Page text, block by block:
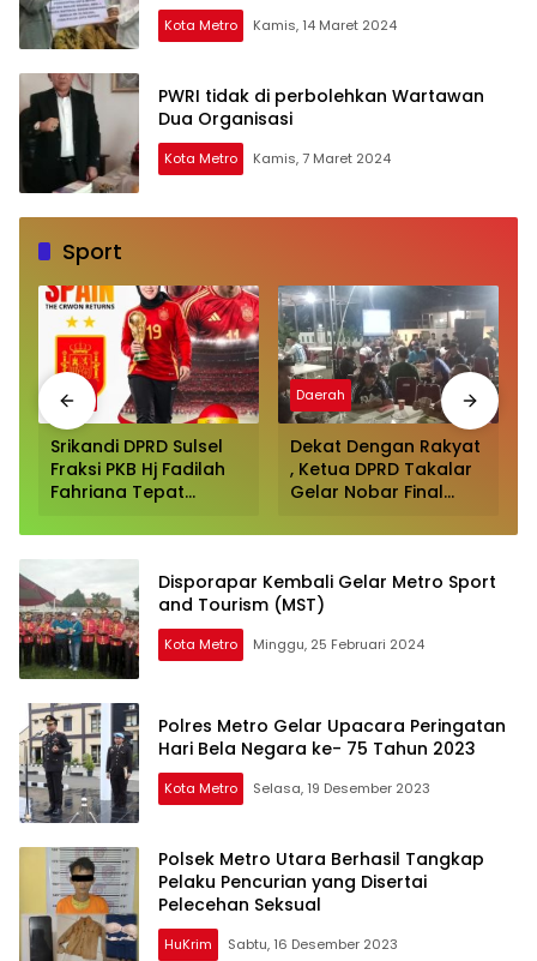
Kota Metro Kamis, 14 Maret 2024
PWRI tidak di perbolehkan Wartawan
Dua Organisasi
Kota Metro Kamis, 7 Maret 2024
Sport
Sport
Srikandi DPRD Sulsel
Fraksi PKB Hj Fadilah
Fahriana Tepat
Juara Piala Dunia
Daerah
Dekat Dengan Rakyat
, Ketua DPRD Takalar
Gelar Nobar Final
Antusias para
Dan Spanyol
Disporapar Kembali Gelar Metro Sport
and Tourism (MST)
Kota Metro Minggu, 25 Februari 2024
Polres Metro Gelar Upacara Peringatan
Hari Bela Negara ke- 75 Tahun 2023
Kota Metro Selasa, 19 Desember 2023
Polsek Metro Utara Berhasil Tangkap
Pelaku Pencurian yang Disertai
Pelecehan Seksual
HuKrim Sabtu, 16 Desember 2023